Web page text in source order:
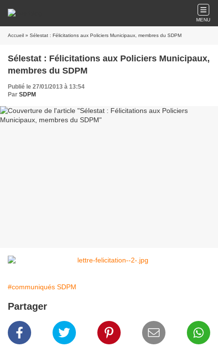
MENU
Accueil » Sélestat : Félicitations aux Policiers Municipaux, membres du SDPM
Sélestat : Félicitations aux Policiers Municipaux,
membres du SDPM
Publié le 27/01/2013 à 13:54
Par SDPM
#communiqués SDPM
Partager